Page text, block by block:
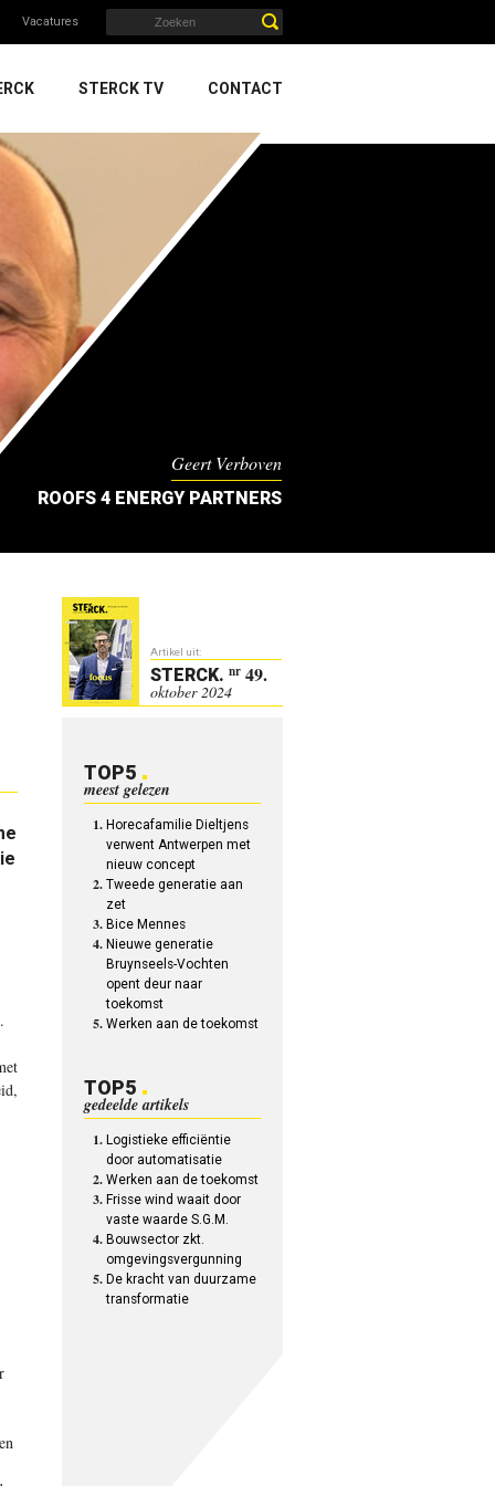
Vacatures
STERCK TV CONTACT
Geert Verboven
ROOFS 4 ENERGY PARTNERS
Artikel uit:
STERCK. nr 49.
oktober 2024
TOP5
meest gelezen
Horecafamilie Dieltjens
verwent Antwerpen met
nieuw concept
Tweede generatie aan
zet
Bice Mennes
Nieuwe generatie
Bruynseels-Vochten
opent deur naar
toekomst
Werken aan de toekomst
TOP5
gedeelde artikels
Logistieke efficiëntie
door automatisatie
Werken aan de toekomst
Frisse wind waait door
vaste waarde S.G.M.
Bouwsector zkt.
omgevingsvergunning
De kracht van duurzame
transformatie